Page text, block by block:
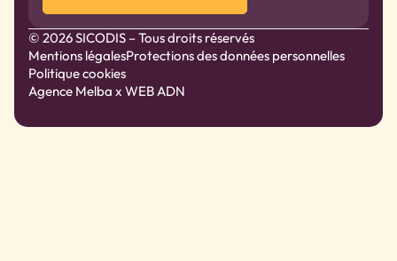
© 2026 SICODIS – Tous droits réservés
Mentions légalesProtections des données personnelles
Politique cookies
Agence Melba x WEB ADN